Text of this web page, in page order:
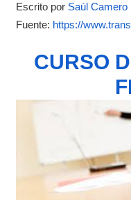
Escrito por Saúl Camero
Fuente: https://
CURSO